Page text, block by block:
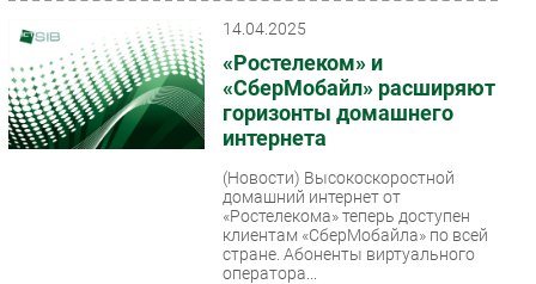
14.04.2025
«Ростелеком» и
«СберМобайл» расширяют
горизонты домашнего
интернета
(Новости) Высокоскоростной
домашний интернет от
«Ростелекома» теперь доступен
клиентам «СберМобайла» по всей
стране. Абоненты виртуального
оператора...